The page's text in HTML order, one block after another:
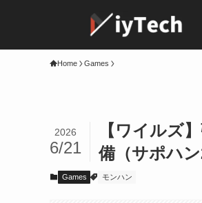
Home Games
【ワイルズ
備（サポハン
2026
6/21
Games モンハン